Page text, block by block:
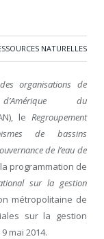
NATURELLES
organisations de
du
le Regroupement
de bassins
de l’eau de
la programmation de
sur la gestion
métropolitaine de
sur la gestion
mai 2014.